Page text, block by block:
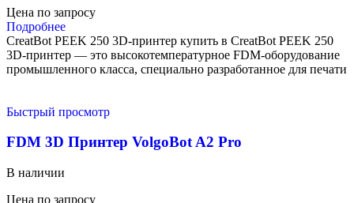
Цена по запросу
Подробнее
CreatBot PEEK 250 3D-принтер купить в CreatBot PEEK 250
3D-принтер — это высокотемпературное FDM-оборудование
промышленного класса, специально разработанное для печати
Быстрый просмотр
FDM 3D Принтер VolgoBot A2 Pro
В наличии
Цена по запросу